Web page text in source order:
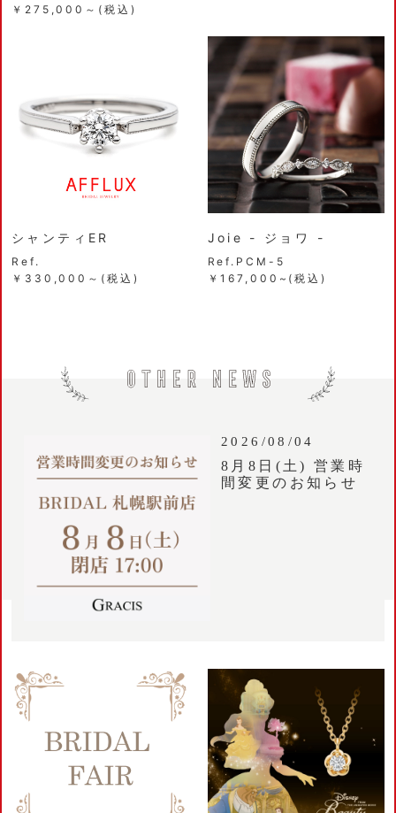
￥275,000～(税込)
シャンティER
Ref.
￥330,000～(税込)
Joie - ジョワ -
Ref.PCM-5
￥167,000~(税込)
2026/08/04
8月8日(土) 営業時
間変更のお知らせ